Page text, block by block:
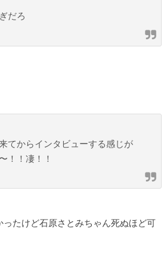
だろ
てからインタビューする感じが
！！凄！！
ったけど石原さとみちゃん死ぬほど可